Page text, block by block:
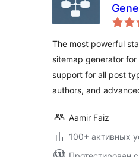
The most powerful
sitemap generator for
support for all post
authors, and
Aamir Faiz
100+ активных